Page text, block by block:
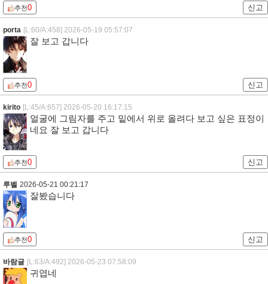
추천0 신고
porta [L:60/A:458] 2026-05-19 05:57:07
잘 보고 갑니다
추천0 신고
kirito [L:45/A:657] 2026-05-20 16:17:15
얼굴에 그림자를 주고 밑에서 위로 올려다 보고 싶은 표정이
네요 잘 보고 갑니다
추천0 신고
루벨 2026-05-21 00:21:17
잘봤습니다
추천0 신고
바람글 [L:63/A:492] 2026-05-23 07:58:09
귀엽네